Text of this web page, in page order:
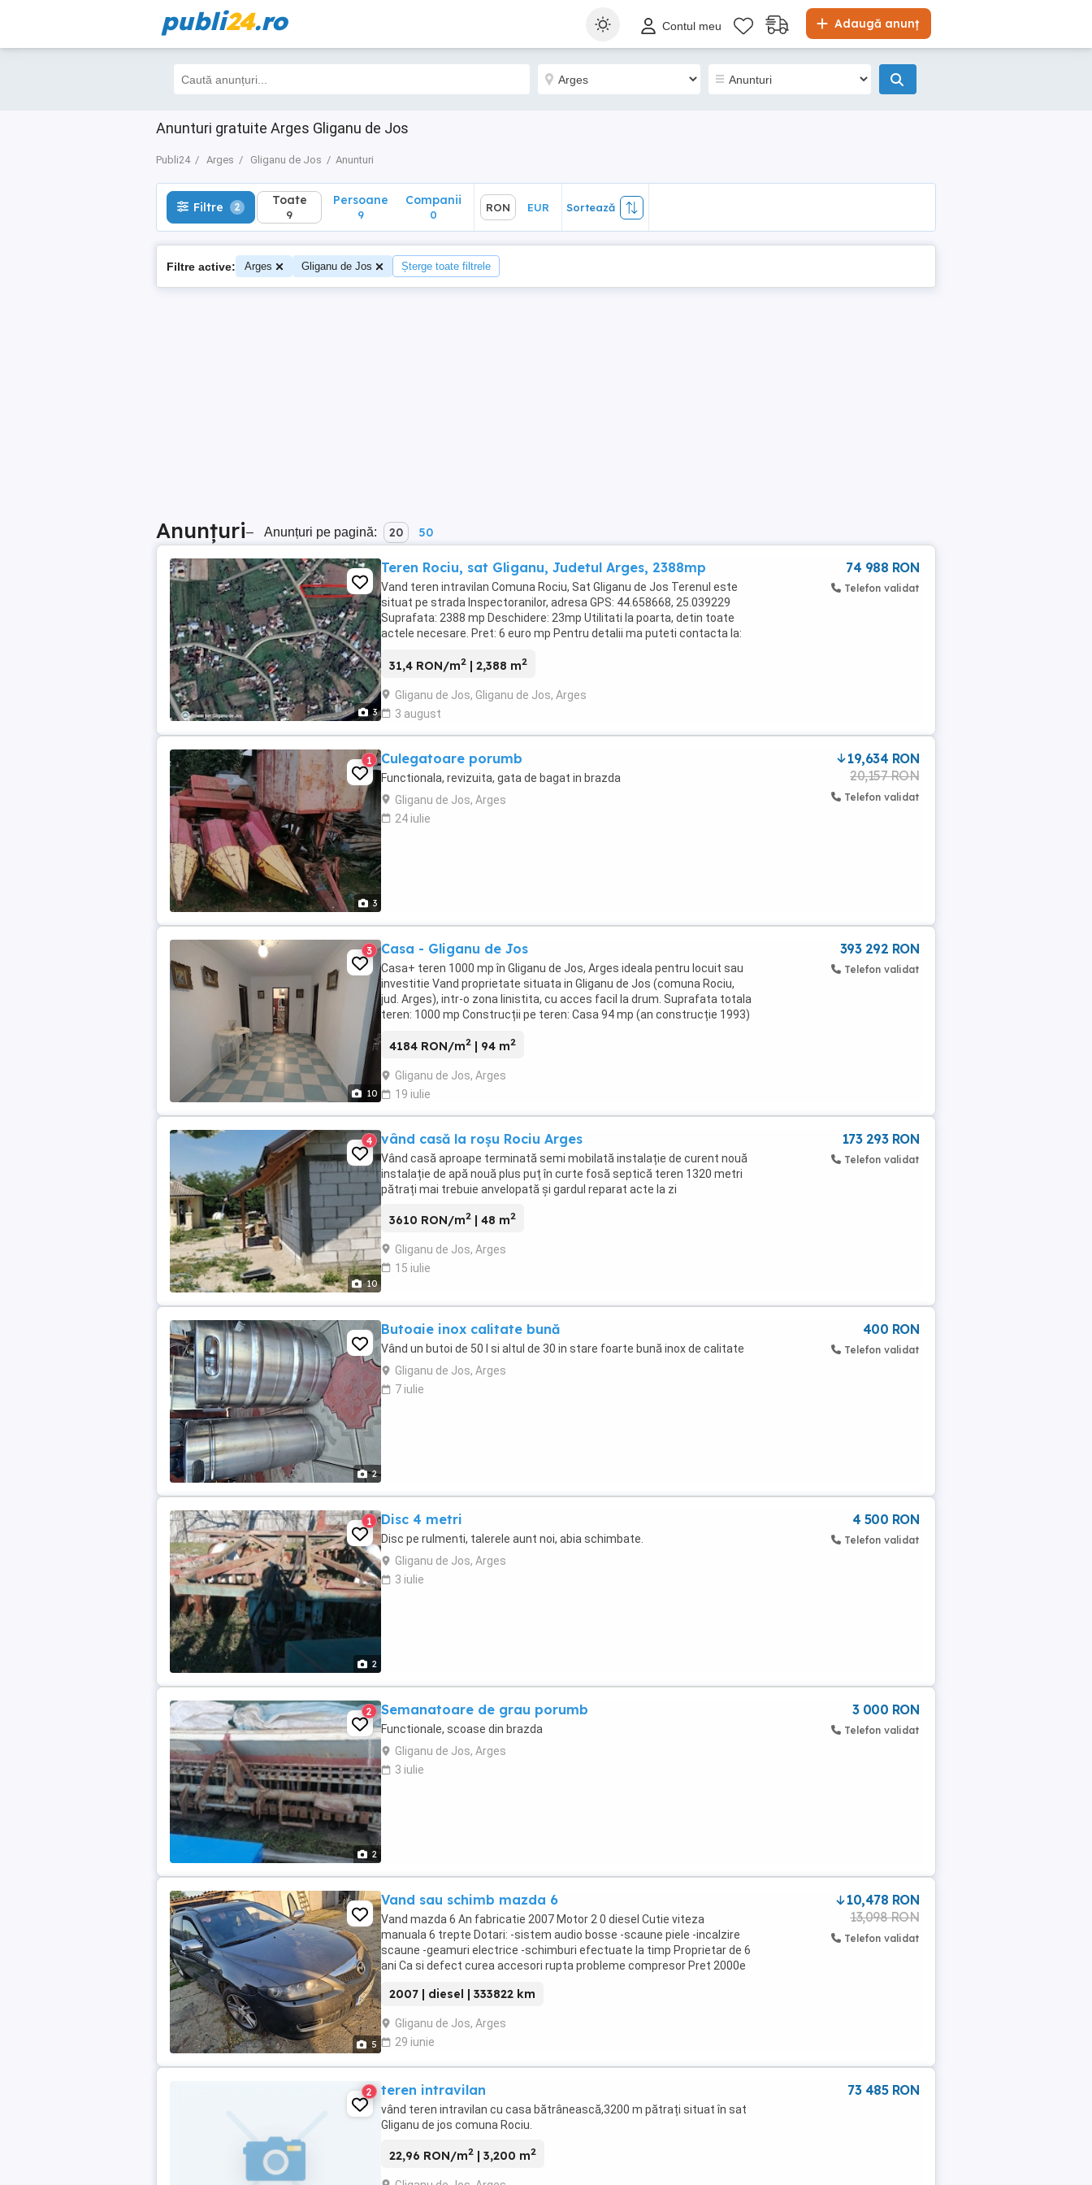
publi24.ro Adaugă anunț
Contul meu
Anunturi gratuite Arges Gliganu de Jos
Publi24 Arges Gliganu de Jos Anunturi
Filtre 2 Toate
9
Sortează
Filtre 2 Toate
9
Persoane
9
Companii
0
RON EUR Sortează
Filtre active: Arges Gliganu de Jos Șterge toate filtrele
Anunțuri– Anunțuri pe pagină: 20 50
3
Teren Rociu, sat Gliganu, Judetul Arges, 2388mp
Vand teren intravilan Comuna Rociu, Sat Gliganu de Jos Terenul este
situat pe strada Inspectoranilor, adresa GPS: 44.658668, 25.039229
Suprafata: 2388 mp Deschidere: 23mp Utilitati la poarta, detin toate
actele necesare. Pret: 6 euro mp Pentru detalii ma puteti contacta la:
31,4 RON/m2 | 2,388 m2
Gliganu de Jos, Gliganu de Jos, Arges
3 august
74 988 RON
Telefon validat
3
1 Culegatoare porumb
Functionala, revizuita, gata de bagat in brazda
Gliganu de Jos, Arges
24 iulie
19,634 RON
20,157 RON
Telefon validat
10
3 Casa - Gliganu de Jos
Casa+ teren 1000 mp în Gliganu de Jos, Arges ideala pentru locuit sau
investitie Vand proprietate situata in Gliganu de Jos (comuna Rociu,
jud. Arges), intr-o zona linistita, cu acces facil la drum. Suprafata totala
teren: 1000 mp Construcții pe teren: Casa 94 mp (an construcție 1993)
4184 RON/m2 | 94 m2
Gliganu de Jos, Arges
19 iulie
393 292 RON
Telefon validat
10
4 vând casă la roșu Rociu Arges
Vând casă aproape terminată semi mobilată instalație de curent nouă
instalație de apă nouă plus puț în curte fosă septică teren 1320 metri
pătrați mai trebuie anvelopată și gardul reparat acte la zi
3610 RON/m2 | 48 m2
Gliganu de Jos, Arges
15 iulie
173 293 RON
Telefon validat
2
Butoaie inox calitate bună
Vând un butoi de 50 l si altul de 30 in stare foarte bună inox de calitate
Gliganu de Jos, Arges
7 iulie
400 RON
Telefon validat
2
1 Disc 4 metri
Disc pe rulmenti, talerele aunt noi, abia schimbate.
Gliganu de Jos, Arges
3 iulie
4 500 RON
Telefon validat
2
2 Semanatoare de grau porumb
Functionale, scoase din brazda
Gliganu de Jos, Arges
3 iulie
3 000 RON
Telefon validat
5
Vand sau schimb mazda 6
Vand mazda 6 An fabricatie 2007 Motor 2 0 diesel Cutie viteza
manuala 6 trepte Dotari: -sistem audio bosse -scaune piele -incalzire
scaune -geamuri electrice -schimburi efectuate la timp Proprietar de 6
ani Ca si defect curea accesori rupta probleme compresor Pret 2000e
2007 | diesel | 333822 km
Gliganu de Jos, Arges
29 iunie
10,478 RON
13,098 RON
Telefon validat
2 teren intravilan
vând teren intravilan cu casa bătrânească,3200 m pătrați situat în sat
Gliganu de jos comuna Rociu.
22,96 RON/m2 | 3,200 m2
73 485 RON